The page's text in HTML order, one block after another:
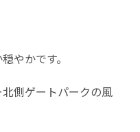
やかです。
側ゲートパークの風